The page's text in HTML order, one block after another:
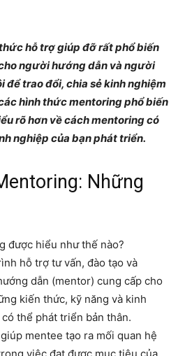
hỗ trợ giúp đỡ rất phổ biến
người hướng dẫn và người
trao đổi, chia sẻ kinh nghiệm
hình thức mentoring phổ biến
rõ hơn về cách mentoring có
nghiệp của bạn phát triển.
Những
được hiểu như thế nào?
hỗ trợ tư vấn, đào tạo và
dẫn (mentor) cung cấp cho
kiến thức, kỹ năng và kinh
thể phát triển bản thân.
mentee tạo ra mối quan hệ